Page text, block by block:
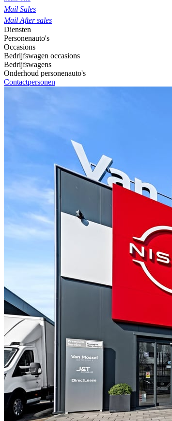
Mail Sales
Mail After sales
Diensten
Personenauto's
Occasions
Bedrijfswagen occasions
Bedrijfswagens
Onderhoud personenauto's
Contactpersonen